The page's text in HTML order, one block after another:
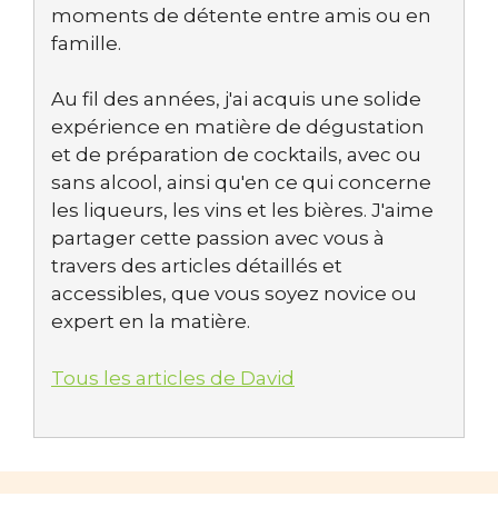
moments de détente entre amis ou en
famille.
Au fil des années, j'ai acquis une solide
expérience en matière de dégustation
et de préparation de cocktails, avec ou
sans alcool, ainsi qu'en ce qui concerne
les liqueurs, les vins et les bières. J'aime
partager cette passion avec vous à
travers des articles détaillés et
accessibles, que vous soyez novice ou
expert en la matière.
Tous les articles de David